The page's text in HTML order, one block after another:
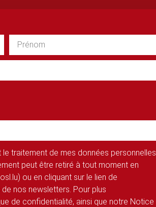
traitement de mes données personnelles
peut être retiré à tout moment en
ou en cliquant sur le lien de
nos newsletters. Pour plus
de confidentialité, ainsi que notre Notice